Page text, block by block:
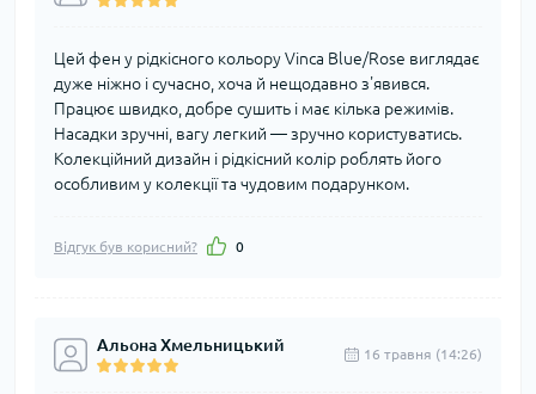
Цей фен у рідкісного кольору Vinca Blue/Rose виглядає
дуже ніжно і сучасно, хоча й нещодавно з'явився.
Працює швидко, добре сушить і має кілька режимів.
Насадки зручні, вагу легкий — зручно користуватись.
Колекційний дизайн і рідкісний колір роблять його
особливим у колекції та чудовим подарунком.
Відгук був корисний? 0
Альона Хмельницький 16 травня (14:26)